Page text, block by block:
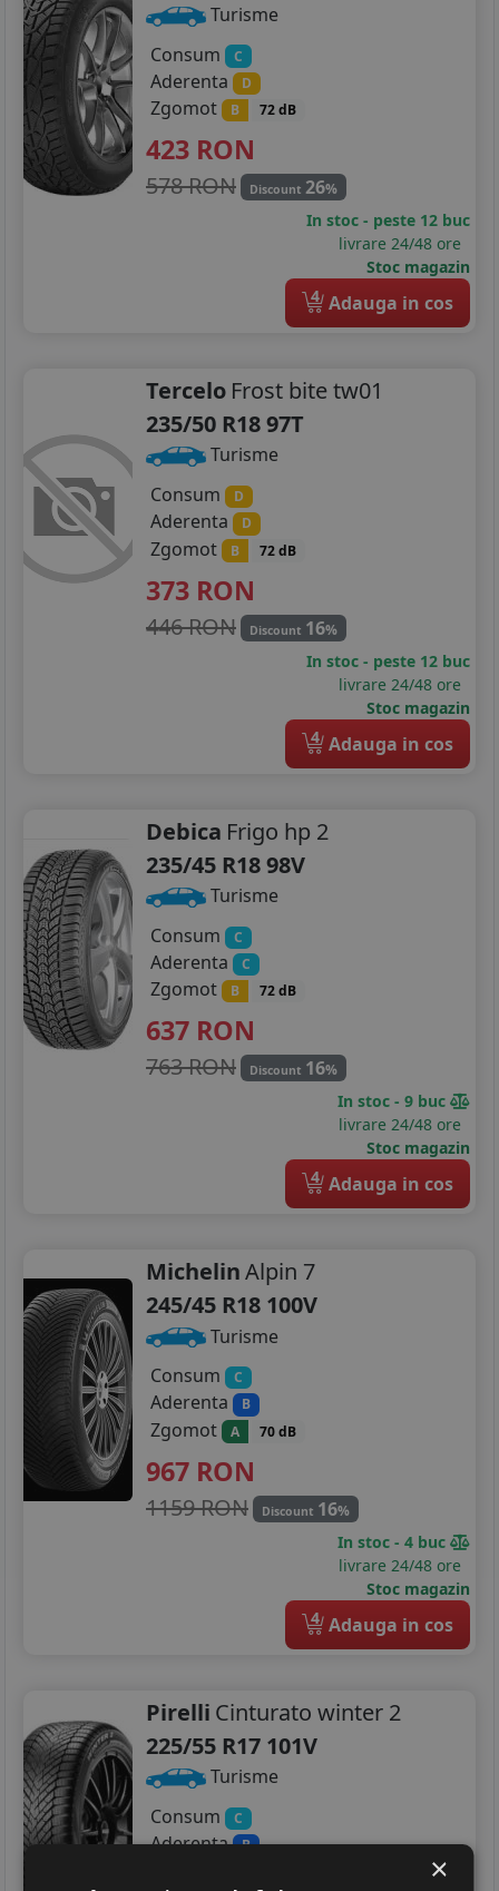
Turisme
Consum
C
Aderenta D
Zgomot B 72 dB
423 RON
578 RON Discount 26%
In stoc - peste 12 buc
livrare 24/48 ore
Stoc magazin
4 Adauga in cos
Tercelo Frost bite tw01
235/50 R18 97T
Turisme
Consum
D
Aderenta D
Zgomot B 72 dB
373 RON
446 RON Discount 16%
In stoc - peste 12 buc
livrare 24/48 ore
Stoc magazin
4 Adauga in cos
Debica Frigo hp 2
235/45 R18 98V
Turisme
Consum
C
Aderenta C
Zgomot B 72 dB
637 RON
763 RON Discount 16%
In stoc - 9 buc
livrare 24/48 ore
Stoc magazin
4 Adauga in cos
MichelinAlpin 7
245/45 R18 100V
Turisme
Consum
C
Aderenta B
Zgomot A 70 dB
967 RON
1159 RON Discount 16%
In stoc - 4 buc
livrare 24/48 ore
Stoc magazin
4 Adauga in cos
Pirelli Cinturato winter 2
225/55 R17 101V
Turisme
Consum
C
Aderenta B
×